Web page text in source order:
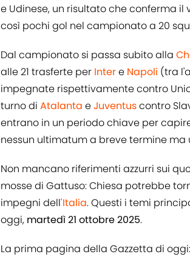
e Udinese, un risultato che conferma
così pochi gol nel campionato a 20
Dal campionato si passa subito alla
alle 21 trasferte per Intere Napoli (tra
impegnate rispettivamente contro
turno di Atalanta eJuventuscontro
entrano in un periodo chiave per
nessun ultimatum a breve termine
Non mancano riferimenti azzurri sui
mosse di Gattuso: Chiesa potrebbe
impegni dell'Italia. Questi i temi
oggi, martedì 21 ottobre 2025.
La prima pagina della Gazzetta di oggi: